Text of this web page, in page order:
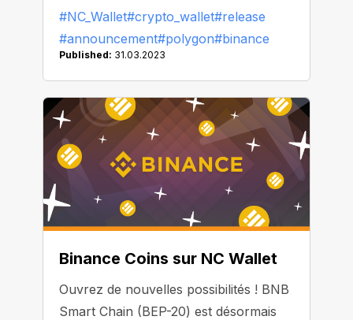
portefeuille s'allonge également.
#NC_Wallet#crypto_wallet#release
#announcement#polygon#binance
Published: 31.03.2023
Binance Coins sur NC Wallet
Ouvrez de nouvelles possibilités ! BNB
Smart Chain (BEP-20) est désormais